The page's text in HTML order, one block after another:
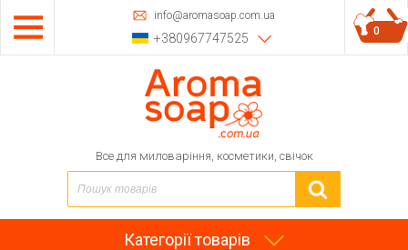
info@aromasoap.com.ua
+380967747525
Все для миловаріння, косметики, свічок
0
Категорії товарів